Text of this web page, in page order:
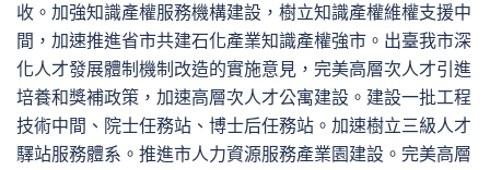
收。加強知識產權服務機構建設，樹立知識產權維權支援中
間，加速推進省市共建石化產業知識產權強市。出臺我市深
化人才發展體制機制改造的實施意見，完美高層次人才引進
培養和獎補政策，加速高層次人才公寓建設。建設一批工程
技術中間、院士任務站、博士后任務站。加速樹立三級人才
驛站服務體系。推進市人力資源服務產業園建設。完美高層